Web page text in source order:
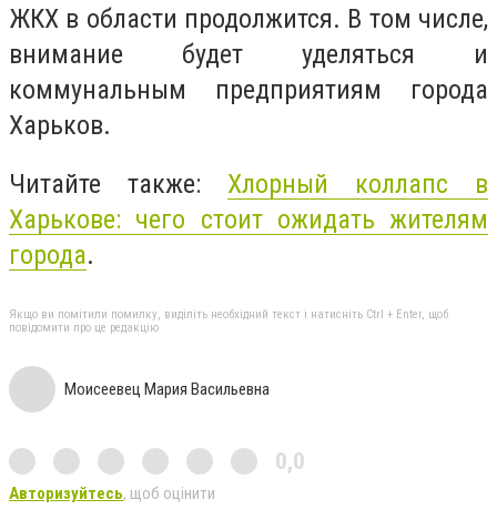
ЖКХ в области продолжится. В том числе,
внимание будет уделяться и
коммунальным предприятиям города
Харьков.
Читайте также: Хлорный коллапс в
Харькове: чего стоит ожидать жителям
города.
Якщо ви помітили помилку, виділіть необхідний текст і натисніть Ctrl + Enter, щоб
повідомити про це редакцію
Моисеевец Мария Васильевна
0,0
Авторизуйтесь, щоб оцінити